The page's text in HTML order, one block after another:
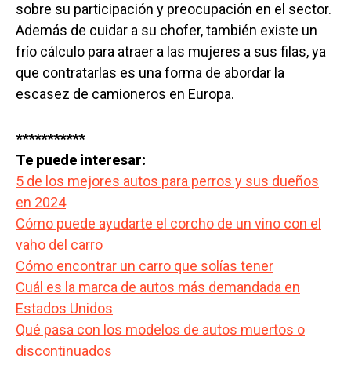
sobre su participación y preocupación en el sector.
Además de cuidar a su chofer, también existe un
frío cálculo para atraer a las mujeres a sus filas, ya
que contratarlas es una forma de abordar la
escasez de camioneros en Europa.
***********
Te puede interesar:
5 de los mejores autos para perros y sus dueños
en 2024
Cómo puede ayudarte el corcho de un vino con el
vaho del carro
Cómo encontrar un carro que solías tener
Cuál es la marca de autos más demandada en
Estados Unidos
Qué pasa con los modelos de autos muertos o
discontinuados